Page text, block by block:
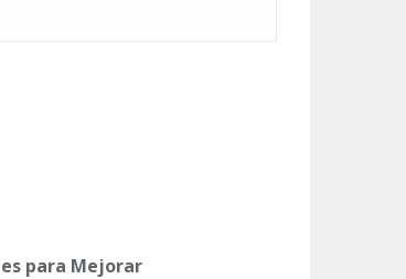
para Mejorar